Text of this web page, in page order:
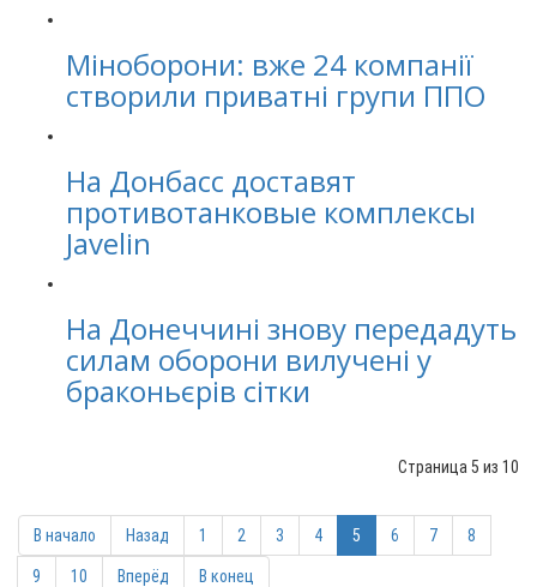
Міноборони: вже 24 компанії
створили приватні групи ППО
На Донбасс доставят
противотанковые комплексы
Javelin
На Донеччині знову передадуть
силам оборони вилучені у
браконьєрів сітки
Страница 5 из 10
В начало Назад 1 2 3 4 5 6 7 8
9 10 Вперёд В конец